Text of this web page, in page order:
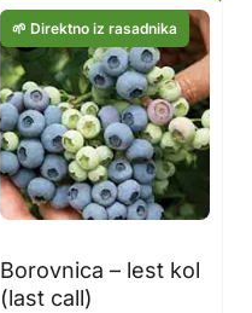
Borovnica – lest kol
(last call)